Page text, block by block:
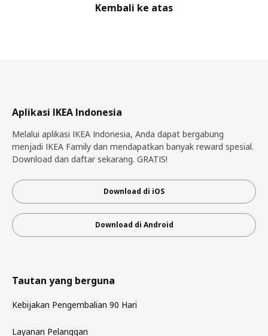
Kembali ke atas
Aplikasi IKEA Indonesia
Melalui aplikasi IKEA Indonesia, Anda dapat bergabung
menjadi IKEA Family dan mendapatkan banyak reward spesial.
Download dan daftar sekarang. GRATIS!
Download di iOS
Download di Android
Tautan yang berguna
Kebijakan Pengembalian 90 Hari
Layanan Pelanggan